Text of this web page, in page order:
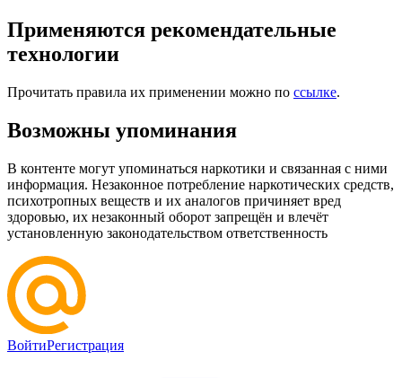
Применяются рекомендательные
технологии
Прочитать правила их применении можно по ссылке.
Возможны упоминания
В контенте могут упоминаться наркотики и связанная с ними
информация. Незаконное потребление наркотических средств,
психотропных веществ и их аналогов причиняет вред
здоровью, их незаконный оборот запрещён и влечёт
установленную законодательством ответственность
ВойтиРегистрация